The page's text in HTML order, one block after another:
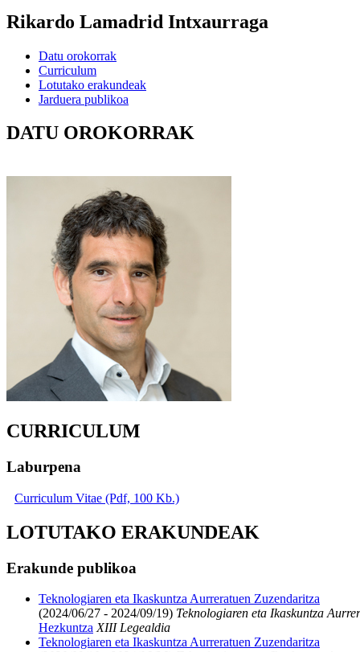
Rikardo Lamadrid Intxaurraga
Datu orokorrak
Curriculum
Lotutako erakundeak
Jarduera publikoa
DATU OROKORRAK
CURRICULUM
Laburpena
Curriculum Vitae (Pdf, 100 Kb.)
LOTUTAKO ERAKUNDEAK
Erakunde publikoa
Teknologiaren eta Ikaskuntza Aurreratuen Zuzendaritza
(2024/06/27 - 2024/09/19) Teknologiaren eta Ikaskuntza
Hezkuntza XIII Legealdia
Teknologiaren eta Ikaskuntza Aurreratuen Zuzendaritza